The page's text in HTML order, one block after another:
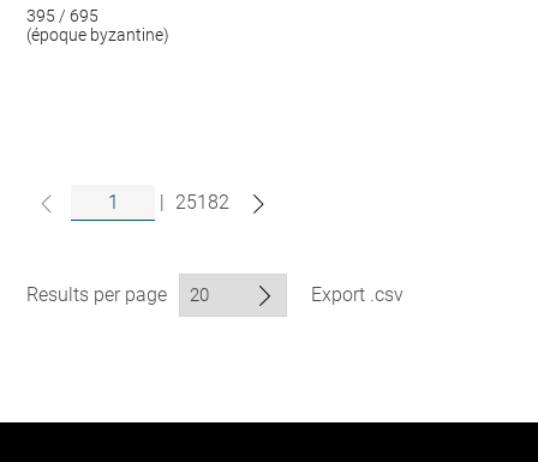
395 / 695
(époque byzantine)
| 25182
Results per page Export .csv